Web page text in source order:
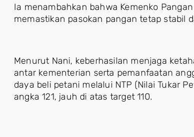
Ia menambahkan bahwa Kemenko
memastikan pasokan pangan tetap stabil
Menurut Nani, keberhasilan menjaga
antar kementerian serta pemanfaatan
daya beli petani melalui NTP (Nilai Tukar
angka 121, jauh di atas target 110.